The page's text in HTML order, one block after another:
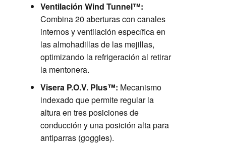
Ventilación Wind Tunnel™:
Combina 20 aberturas con canales
internos y ventilación específica en
las almohadillas de las mejillas,
optimizando la refrigeración al retirar
la mentonera.
Visera P.O.V. Plus™: Mecanismo
indexado que permite regular la
altura en tres posiciones de
conducción y una posición alta para
antiparras (goggles).